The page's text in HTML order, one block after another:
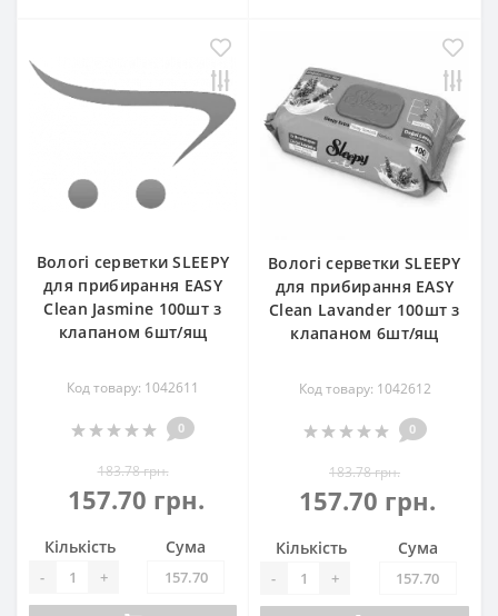
Вологі серветки SLEEPY
для прибирання EASY
Clean Jasmine 100шт з
клапаном 6шт/ящ
Код товару: 1042611
0
183.78 грн.
157.70 грн.
Кількість
- +
Сума
Вологі серветки SLEEPY
для прибирання EASY
Clean Lavander 100шт з
клапаном 6шт/ящ
Код товару: 1042612
0
183.78 грн.
157.70 грн.
Кількість
- +
Сума